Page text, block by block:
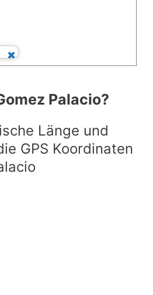
Palacio?
Länge und
GPS Koordinaten